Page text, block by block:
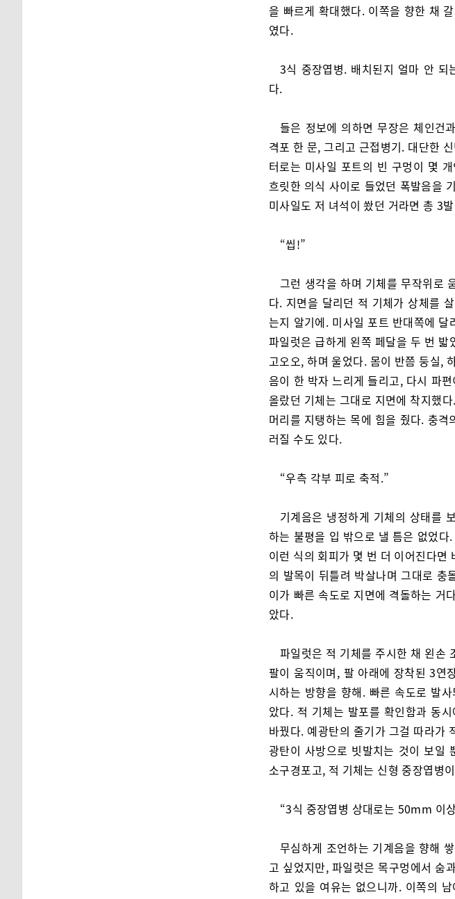
을 빠르게 확대했다. 이쪽을 향한 채
였다.
3식 중장엽병. 배치된지 얼마 안 되
다.
들은 정보에 의하면 무장은 체인건
격포 한 문, 그리고 근접병기. 대단한
터로는 미사일 포트의 빈 구멍이 몇
흐릿한 의식 사이로 들었던 폭발음을
미사일도 저 녀석이 쐈던 거라면 총 3
“씹!”
그런 생각을 하며 기체를 무작위로
다. 지면을 달리던 적 기체가 상체를
는지 알기에. 미사일 포트 반대쪽에
파일럿은 급하게 왼쪽 페달을 두 번
고오오, 하며 울었다. 몸이 반쯤 둥실,
음이 한 박자 느리게 들리고, 다시 파
올랐던 기체는 그대로 지면에 착지했
머리를 지탱하는 목에 힘을 줬다. 충
러질 수도 있다.
“우측 각부 피로 축적.”
기계음은 냉정하게 기체의 상태를
하는 불평을 입 밖으로 낼 틈은 없었
이런 식의 회피가 몇 번 더 이어진다면
의 발목이 뒤틀려 박살나며 그대로 충
이가 빠른 속도로 지면에 격돌하는 거
았다.
파일럿은 적 기체를 주시한 채 왼손
팔이 움직이며, 팔 아래에 장착된 3연
시하는 방향을 향해. 빠른 속도로 발
았다. 적 기체는 발포를 확인함과 동
바꿨다. 예광탄의 줄기가 그걸 따라가
광탄이 사방으로 빗발치는 것이 보일
소구경포고, 적 기체는 신형 중장엽병
“3식 중장엽병 상대로는 50mm 이
무심하게 조언하는 기계음을 향해
고 싶었지만, 파일럿은 목구멍에서 숨
하고 있을 여유는 없으니까. 이쪽의